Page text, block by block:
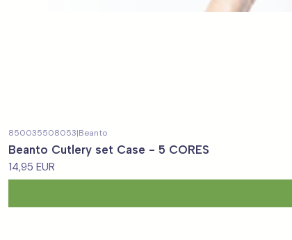
850035508053|Beanto
Beanto Cutlery set Case - 5 CORES
14,95 EUR